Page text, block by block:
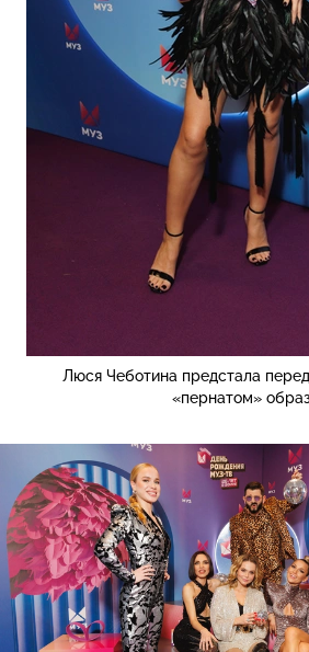
Люся Чеботина предстала
«пернатом»